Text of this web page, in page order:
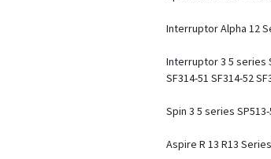
Interruptor Alpha 12
Interruptor 3 5 series
SF314-51 SF314-52
Spin 3 5 series SP513-
Aspire R 13 R13